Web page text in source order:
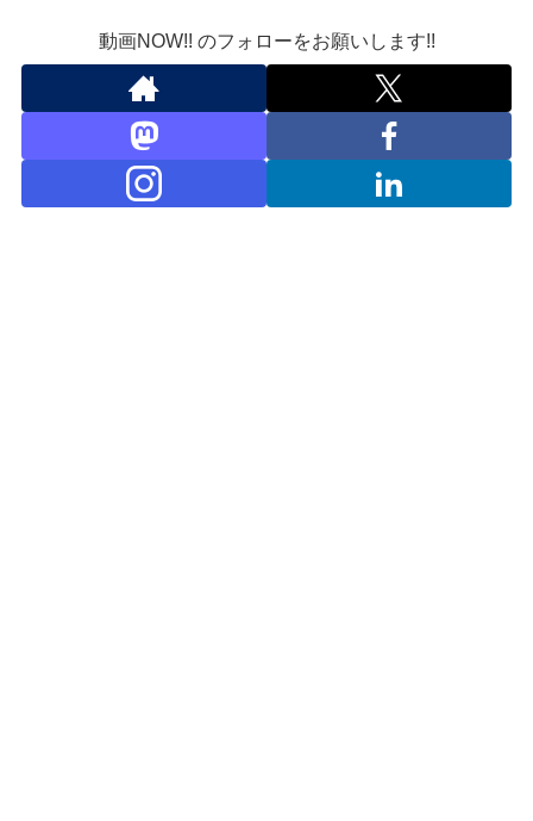
動画NOW!! のフォローをお願いします!!